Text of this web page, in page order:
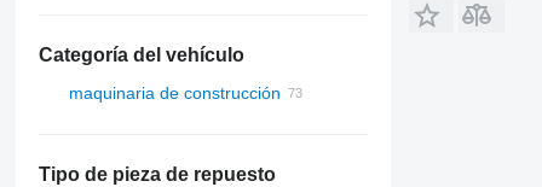
Categoría del vehículo
maquinaria de construcción
cargadoras de ruedas
Tipo de pieza de repuesto